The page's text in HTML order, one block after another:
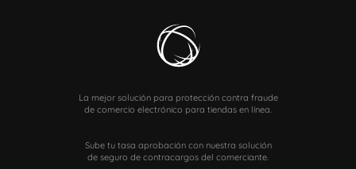
La mejor solución para protección contra fraude
de comercio electrónico para tiendas en línea.
Sube tu tasa aprobación con nuestra solución
de seguro de contracargos del comerciante.